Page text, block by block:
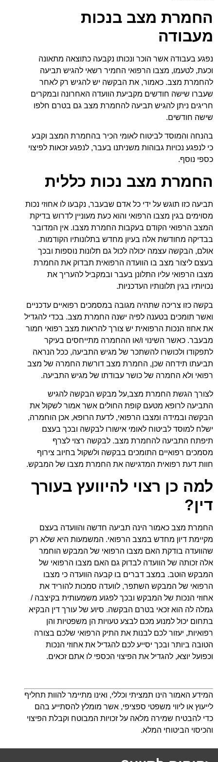
החמרת מצב בנכות
מעבודה
נפגע בעבודה אשר הוכר ונכותו נקבעה כתוצאה מתאונה
וכעת, לטעמו, מצבו הרפואי החמיר רשאי להגיש תביעה
להחמרת מצב. כאמור, את הבקשה יש להגיש רק לאחר
שעברו שישה חודשים מקביעת הוועדה האחרונה ובמקרים
חריגים ניתן להגיש תביעה להחמרת מצב גם בטרם חלפו
שישה חודשים.
בהנחה והמוסד לביטוח לאומי הכיר בהחמרת המצב וקבע
כי לנפגע נכויות גבוהות משניתנו בעבר, לנפגע זכאות לפיצוי
כספי נוסף.
החמרת מצב נכות כללית
תביעה כזו תוגש על ידי כל אדם שבעבר, נקבעו לו אחוזי נכות
מסוימים בגין מצבו הרפואי והוא כעת מעוניין לדרוש בדיקת
המצב הרפואי הקודם בעקבות החמרת מצבו. אין המדובר
בבדיקה מחודשת אלה בעיון מחדש בתלונותיו הקודמות.
אולם, הבקשה עצמה יכולה לכול גם תלונות נוספות ובכך
בעצם ליצור מצב בו הוועדה הרפואית תבדוק את החמרת
מצבו הרפואי עליו התלונן בעבר ובמקביל להעריך את
נכויותיו בגין תלונותיו העדכניות.
בקשה כזו צריכה שתהיה מגובה במסמכים רפואיים עדכניים
ואשר תומכים בטענה לפיה ישנה החמרת מצב. בכדי להגדיל
את אחוז הנכות הרפואית יש צורך להראות מצב רפואי חמור
מבעבר. כאשר השינוי ו/או ההחמרה מתייחסים בעיקר
לתפקודו ולכושרו להשתכר של מגיש התביעה, ככל הנראה
תביעתו תידחה שכן, החמרת מצב דורשת החמרה של מצב
רפואי ולא החמרה של כושר עבודתו של מגיש התביעה.
לצורך הגשת החמרת מצב,על מבקש הבקשה להגיש
התביעה לרופא מטעם קופת החולים אשר אמור לשקול את
הבקשה ובמידה ומצבו הרפואי, לדעת הרופא, אכן הוחמרה,
ישלח למוסד לביטוח לאומי אישורו לבקשה ובכך בעצם
תיפתח התביעה להחמרת מצב. לבקשה רצוי לצרף
מסמכים רפואיים התומכים בבקשה ולשקול בחיוב צירוף
חוות דעת רפואית המדגישה את החמרת מצבו של המבקש.
למה כן רצוי להיוועץ בעורך
דין?
החמרת מצב כאמור הינה תביעה חדשה והוועדה בעצם
מקיימת דיון מחדש במצב הרפואי. המשמעות היא שלא רק
שהוועדה בודקת האם מצבו הרפואי של המבקש הוחמר
אלה זכותה של הוועדה לבדוק גם האם מצבו הרפואי של
המבקש הוטב. במצב דברים בו קבעה הוועדה כי מצבו
הרפואי של המבקש השתפר, לוועדה סמכות להוריד את
אחוזי הנכות של המבקש ובכך לפגוע משמעותית בקיצבה /
גמלה לה הוא זכאי בטרם הבקשה. סיוע של עורך דין הבקיא
בתחום יכול למנוע מכם לבצע טעויות הן משפטיות והן
רפואיות, יעזור לכם לבנות את התיק הרפואי שלכם בצורה
הטובה ביותר ובכך יסייע לכם להגדיל את אחוזי הנכות
וכפועל יוצא, להגדיל את הפיצוי הכספי לו אתם זכאים.
המידע האמור הינו תמציתי וכללי, ואינו מתיימר להוות תחליף
לייעוץ או ליווי משפטי ספציפי, אשר מומלץ להסתייע בהם
כדי להבטיח שמירה מלאה על זכויות המבוטח וקבלת הפיצוי
והכיסוי הביטוחי המלא.